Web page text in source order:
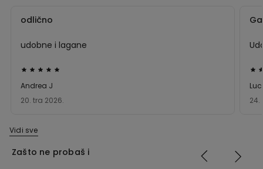
Dali
ste
ocjenu
5
20. tra 2026.
Andrea J
odlično
udobne i lagane
ste
24.
Vidi sve
Zašto ne probaš i